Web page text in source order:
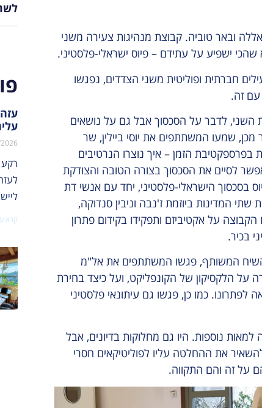
ובאר טוביה. קבוצת מנהיגות צעירה משני
חברתית ופוליטית משני הצדדים, נפגשו
עם זה.
השני, לדבר על הסכסוך אבל גם על נושאים
שמעו המשתתפים את יוסי ביילין, שר
הזמן – איך נוצרו הנרטיבים
לסיים את הסכסוך בצורה הטובה והצודקת
בסכסוך הישראלי-פלסטיני, יחד עם אנשי דת
המדינות ביוזמת ז'נבה וניבין סנדוקה,
על אקטיביזם ותפקידו בקידום פתרון
בכיר.
השיח המשותף, פגשו המשתתפים את אל"מ
על הלקסיקון של הקונפליקט, ועל כיצד בחירת
כמו כן, פגשו גם עיתונאי פלסטיני
נוספות. היו גם מחלוקות בדיונים, אבל
את ההחלטה עליו לפוליטיקאים חסרי
על זה והם התקווה.
רקע
קרא